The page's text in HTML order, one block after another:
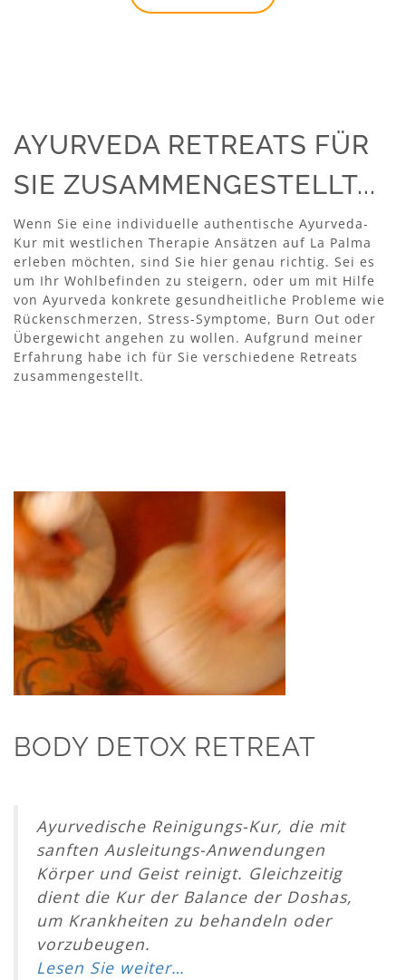
AYURVEDA RETREATS FÜR
SIE ZUSAMMENGESTELLT...
Wenn Sie eine individuelle authentische Ayurveda-
Kur mit westlichen Therapie Ansätzen auf La Palma
erleben möchten, sind Sie hier genau richtig. Sei es
um Ihr Wohlbefinden zu steigern, oder um mit Hilfe
von Ayurveda konkrete gesundheitliche Probleme wie
Rückenschmerzen, Stress-Symptome, Burn Out oder
Übergewicht angehen zu wollen. Aufgrund meiner
Erfahrung habe ich für Sie verschiedene Retreats
zusammengestellt.
BODY DETOX RETREAT
Ayurvedische Reinigungs-Kur, die mit
sanften Ausleitungs-Anwendungen
Körper und Geist reinigt. Gleichzeitig
dient die Kur der Balance der Doshas,
um Krankheiten zu behandeln oder
vorzubeugen.
Lesen Sie weiter…